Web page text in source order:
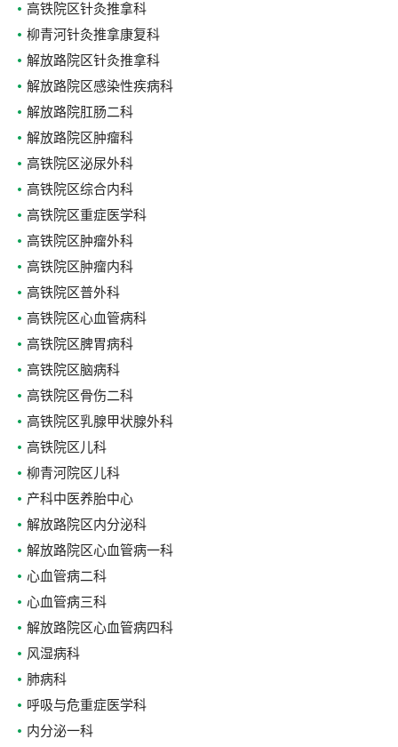
高铁院区针灸推拿科
柳青河针灸推拿康复科
解放路院区针灸推拿科
解放路院区感染性疾病科
解放路院肛肠二科
解放路院区肿瘤科
高铁院区泌尿外科
高铁院区综合内科
高铁院区重症医学科
高铁院区肿瘤外科
高铁院区肿瘤内科
高铁院区普外科
高铁院区心血管病科
高铁院区脾胃病科
高铁院区脑病科
高铁院区骨伤二科
高铁院区乳腺甲状腺外科
高铁院区儿科
柳青河院区儿科
产科中医养胎中心
解放路院区内分泌科
解放路院区心血管病一科
心血管病二科
心血管病三科
解放路院区心血管病四科
风湿病科
肺病科
呼吸与危重症医学科
内分泌一科